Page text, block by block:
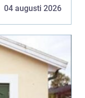
04 augusti 2026